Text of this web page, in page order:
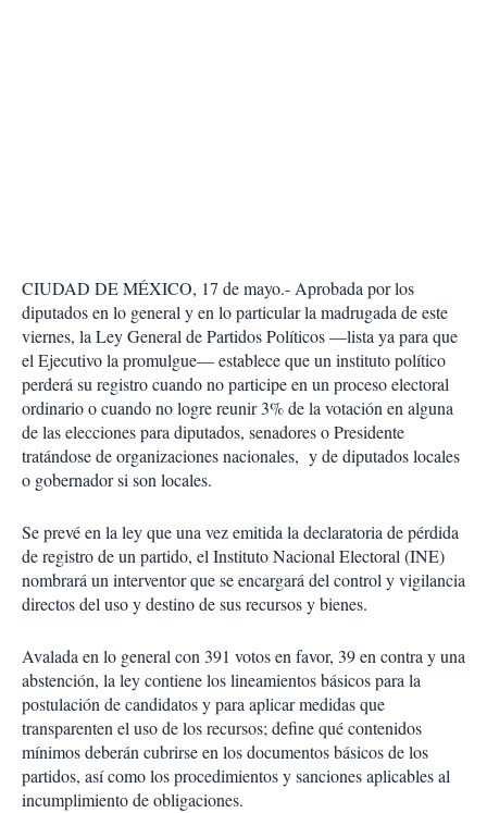
CIUDAD DE MÉXICO, 17 de mayo.- Aprobada por los
diputados en lo general y en lo particular la madrugada de este
viernes, la Ley General de Partidos Políticos —lista ya para que
el Ejecutivo la promulgue— establece que un instituto político
perderá su registro cuando no participe en un proceso electoral
ordinario o cuando no logre reunir 3% de la votación en alguna
de las elecciones para diputados, senadores o Presidente
tratándose de organizaciones nacionales, y de diputados locales
o gobernador si son locales.
Se prevé en la ley que una vez emitida la declaratoria de pérdida
de registro de un partido, el Instituto Nacional Electoral (INE)
nombrará un interventor que se encargará del control y vigilancia
directos del uso y destino de sus recursos y bienes.
Avalada en lo general con 391 votos en favor, 39 en contra y una
abstención, la ley contiene los lineamientos básicos para la
postulación de candidatos y para aplicar medidas que
transparenten el uso de los recursos; define qué contenidos
mínimos deberán cubrirse en los documentos básicos de los
partidos, así como los procedimientos y sanciones aplicables al
incumplimiento de obligaciones.